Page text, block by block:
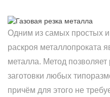
Одним из самых простых
раскроя металлопроката
металла. Метод
заготовки любых
причём для этого не